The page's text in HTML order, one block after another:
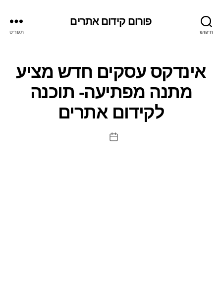
חיפוש
פורום קידום אתרים
תפריט
אינדקס עסקים חדש מציע
מתנה מפתיעה- תוכנה
לקידום אתרים
תאריך